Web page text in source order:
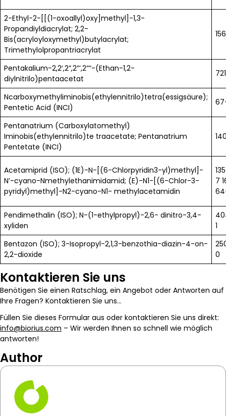
2-Ethyl-2-[[(1-oxoallyl)oxy]methyl]-1,3-
Propandiyldiacrylat; 2,2-
Bis(acryloyloxymethyl)butylacrylat;
Trimethylolpropantriacrylat
Pentakalium-2,2′,2”,2”’,2””-(Ethan-1,2-
diylnitrilo)pentaacetat
Ncarboxymethyliminobis(ethylennitrilo)tetra(essigsäure);
Pentetic Acid (INCI)
Pentanatrium (Carboxylatomethyl)
Iminobis(ethylennitrilo)te traacetate; Pentanatrium
Pentetate (INCI)
Acetamiprid (ISO); (1E)-N-[(6-Chlorpyridin3-yl)methyl]-
N’-cyano-Nmethylethanimidamid; (E)-N1-[(6-Chlor-3-
pyridyl)methyl]-N2-cyano-N1- methylacetamidin
7
Pendimethalin (ISO); N-(1-ethylpropyl)-2,6- dinitro-3,4-
xyliden
1
Bentazon (ISO); 3-Isopropyl-2,1,3-benzothia-diazin-4-on-
2,2-dioxide
0
Kontaktieren Sie uns
Benötigen Sie einen Ratschlag, ein Angebot oder Antworten auf
Ihre Fragen? Kontaktieren Sie uns…
Füllen Sie dieses Formular aus oder kontaktieren Sie uns direkt:
info@biorius.com – Wir werden Ihnen so schnell wie möglich
antworten!
Author